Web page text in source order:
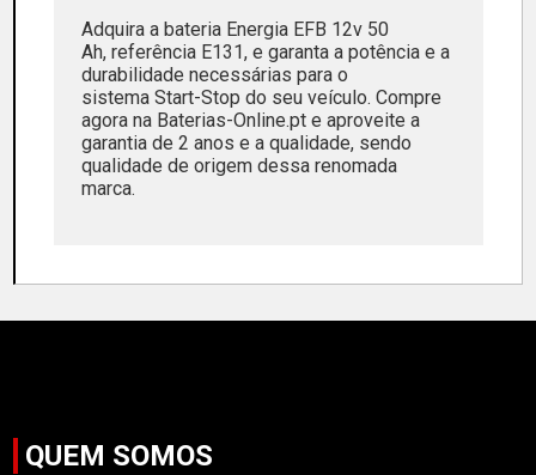
Adquira a bateria Energia EFB 12v 50
Ah, referência E131, e garanta a potência e a
durabilidade necessárias para o
sistema Start-Stop do seu veículo. Compre
agora na Baterias-Online.pt e aproveite a
garantia de 2 anos e a qualidade, sendo
qualidade de origem dessa renomada
marca.
QUEM SOMOS